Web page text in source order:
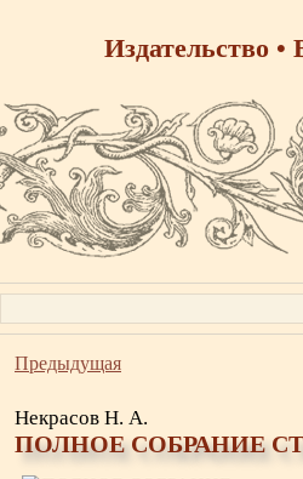
Издательство •
Предыдущая
Некрасов Н. А.
ПОЛНОЕ СОБРАНИЕ